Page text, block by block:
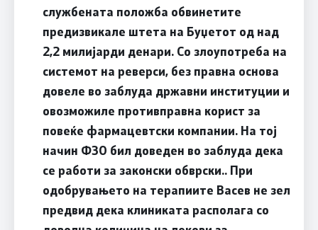
службената положба обвинетите
предизвикале штета на Буџетот од над
2,2 милијарди денари. Со злоупотреба на
системот на реверси, без правна основа
довеле во заблуда државни институции и
овозможиле противправна корист за
повеќе фармацевтски компании. На тој
начин ФЗО бил доведен во заблуда дека
се работи за законски обврски.. При
одобрувањето на терапиите Васев не зел
предвид дека клиниката располага со